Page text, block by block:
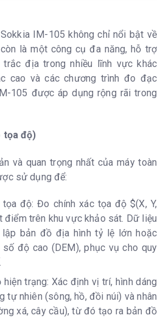
IM-105 không chỉ nổi bật về
là một công cụ đa năng, hỗ trợ
địa trong nhiều lĩnh vực khác
cao và các chương trình đo đạc
105 được áp dụng rộng rãi trong
tọa độ)
và quan trọng nhất của máy toàn
sử dụng để:
độ: Đo chính xác tọa độ $(X, Y,
điểm trên khu vực khảo sát. Dữ liệu
bản đồ địa hình tỷ lệ lớn hoặc
số độ cao (DEM), phục vụ cho quy
trạng: Xác định vị trí, hình dáng
tự nhiên (sông, hồ, đồi núi) và nhân
xá, cây cầu), từ đó tạo ra bản đồ